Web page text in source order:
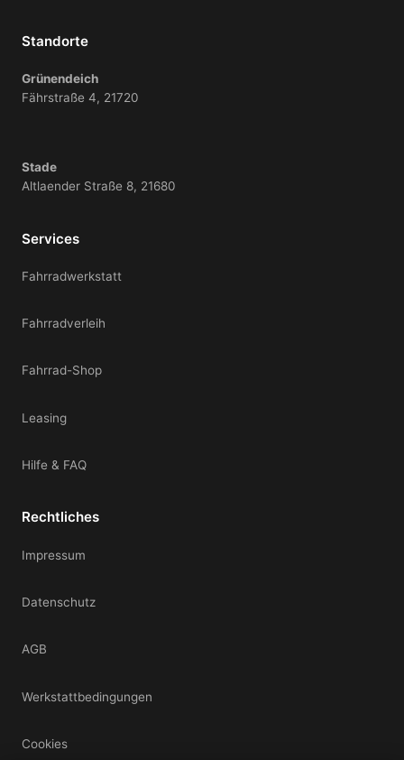
Standorte
Grünendeich
Fährstraße 4, 21720
Stade
Altlaender Straße 8, 21680
Services
Fahrradwerkstatt
Fahrradverleih
Fahrrad-Shop
Leasing
Hilfe & FAQ
Rechtliches
Impressum
Datenschutz
AGB
Werkstattbedingungen
Cookies